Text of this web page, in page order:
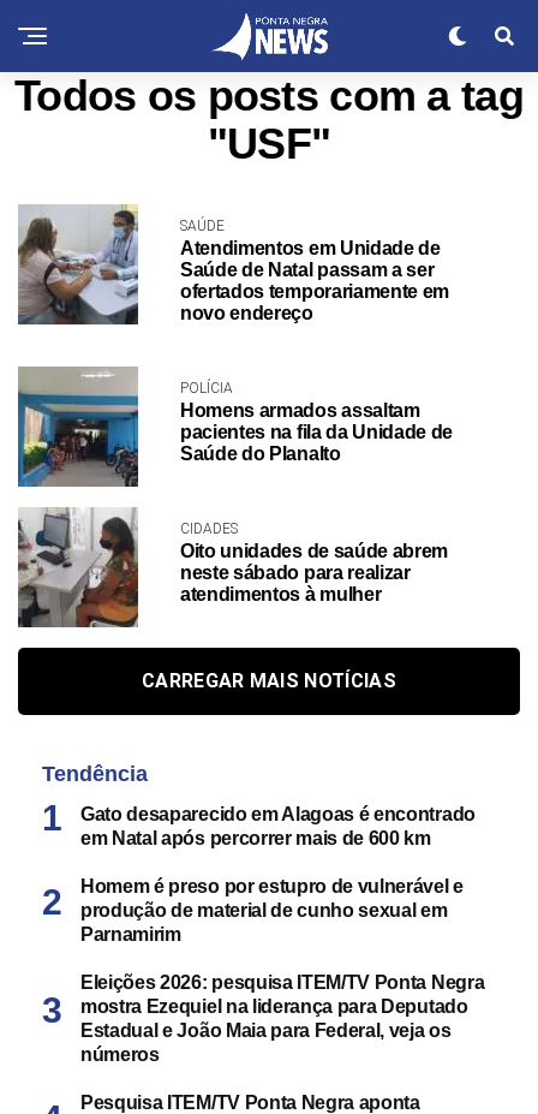
Todos os posts com a tag
"USF"
SAÚDE
Atendimentos em Unidade de
Saúde de Natal passam a ser
ofertados temporariamente em
novo endereço
POLÍCIA
Homens armados assaltam
pacientes na fila da Unidade de
Saúde do Planalto
CIDADES
Oito unidades de saúde abrem
neste sábado para realizar
atendimentos à mulher
CARREGAR MAIS NOTÍCIAS
Tendência
Gato desaparecido em Alagoas é encontrado
em Natal após percorrer mais de 600 km
Homem é preso por estupro de vulnerável e
produção de material de cunho sexual em
Parnamirim
Eleições 2026: pesquisa ITEM/TV Ponta Negra
mostra Ezequiel na liderança para Deputado
Estadual e João Maia para Federal, veja os
números
Pesquisa ITEM/TV Ponta Negra aponta